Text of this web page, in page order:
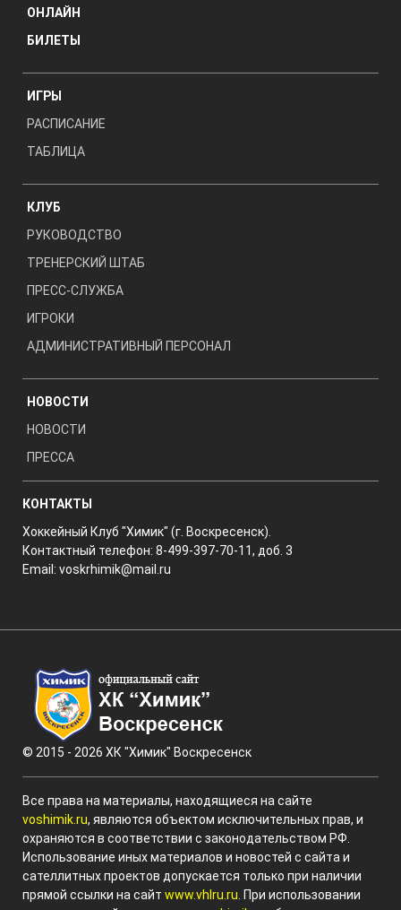
ОНЛАЙН
БИЛЕТЫ
ИГРЫ
РАСПИСАНИЕ
ТАБЛИЦА
КЛУБ
РУКОВОДСТВО
ТРЕНЕРСКИЙ ШТАБ
ПРЕСС-СЛУЖБА
ИГРОКИ
АДМИНИСТРАТИВНЫЙ ПЕРСОНАЛ
НОВОСТИ
НОВОСТИ
ПРЕССА
КОНТАКТЫ
Хоккейный Клуб "Химик" (г. Воскресенск).
Контактный телефон: 8-499-397-70-11, доб. 3
Email: voskrhimik@mail.ru
© 2015 - 2026 ХК "Химик" Воскресенск
Все права на материалы, находящиеся на сайте
voshimik.ru, являются объектом исключительных прав, и
охраняются в соответствии с законодательством РФ.
Использование иных материалов и новостей с сайта и
сателлитных проектов допускается только при наличии
прямой ссылки на сайт www.vhlru.ru . При использовании